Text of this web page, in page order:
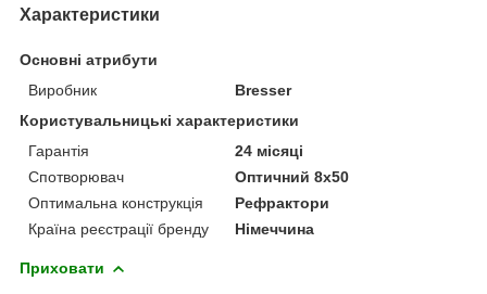
Характеристики
Основні атрибути
Виробник
Bresser
Користувальницькі характеристики
Гарантія
24 місяці
Спотворювач
Оптичний 8x50
Оптимальна конструкція
Рефрактори
Країна реєстрації бренду
Німеччина
Приховати